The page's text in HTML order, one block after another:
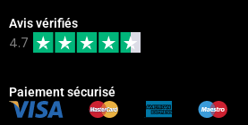
Avis vérifiés
4.7
Paiement sécurisé